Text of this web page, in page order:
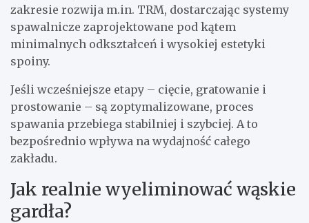
zakresie rozwija m.in. TRM, dostarczając systemy
spawalnicze zaprojektowane pod kątem
minimalnych odkształceń i wysokiej estetyki
spoiny.
Jeśli wcześniejsze etapy – cięcie, gratowanie i
prostowanie – są zoptymalizowane, proces
spawania przebiega stabilniej i szybciej. A to
bezpośrednio wpływa na wydajność całego
zakładu.
Jak realnie wyeliminować wąskie
gardła?